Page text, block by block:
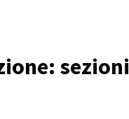
sezioni